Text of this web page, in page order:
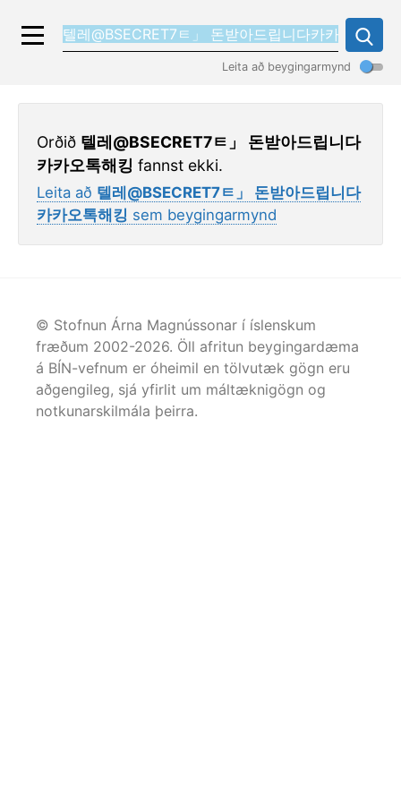
Leita að beygingarmynd
Orðið 텔레@BSECRET7ㅌ」 돈받아드립니다
카카오톡해킹 fannst ekki.
Leita að 텔레@BSECRET7ㅌ」 돈받아드립니다
카카오톡해킹 sem beygingarmynd
© Stofnun Árna Magnússonar í íslenskum
fræðum 2002-2026. Öll afritun beygingardæma
á BÍN-vefnum er óheimil en tölvutæk gögn eru
aðgengileg, sjá yfirlit um máltæknigögn og
notkunarskilmála þeirra.